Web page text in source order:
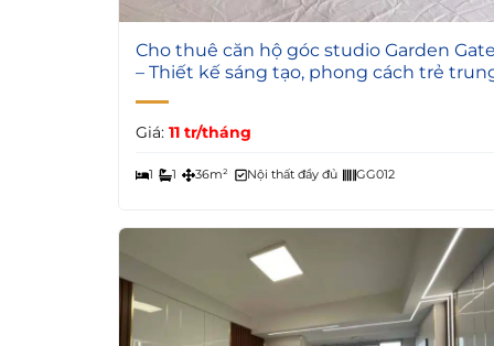
4
Cho thuê căn hộ góc studio Garden
– Thiết kế sáng tạo, phong cách trẻ
Giá: 11 tr/tháng
1 1 36m² Nội thất đầy đủ GG012